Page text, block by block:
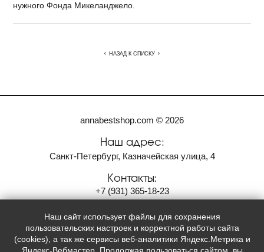
нужного Фонда Микеланджело.
НАЗАД К СПИСКУ
annabestshop.com © 2026
Наш адрес:
Санкт-Петербург, Казначейская улица, 4
Контакты:
+7 (931) 365-18-23
Мы в социальных сетях:

Наш сайт использует файлы для сохранения
пользовательских настроек и корректной работы сайта
(cookies), а так же сервисы веб-аналитики Яндекс.Метрика и